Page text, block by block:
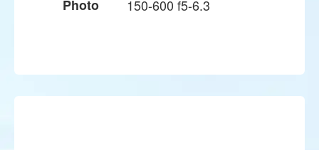
Photo 150-600 f5-6.3